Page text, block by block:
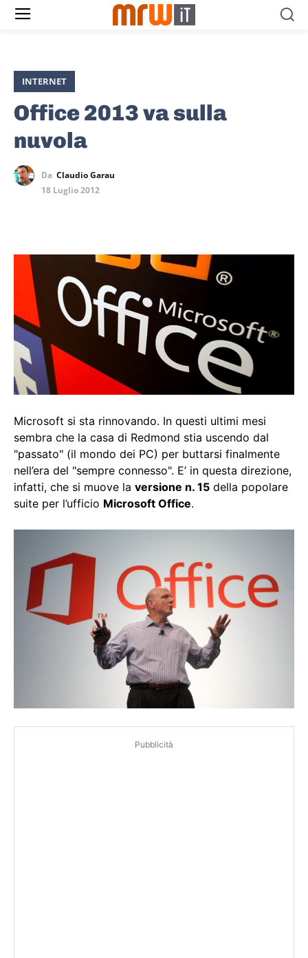
INTERNET
Office 2013 va sulla
nuvola
Da Claudio Garau
18 Luglio 2012
Microsoft si sta rinnovando. In questi ultimi mesi
sembra che la casa di Redmond stia uscendo dal
"passato" (il mondo dei PC) per buttarsi finalmente
nell’era del "sempre connesso". E’ in questa direzione,
infatti, che si muove la versione n. 15 della popolare
suite per l’ufficio Microsoft Office.
Pubblicità